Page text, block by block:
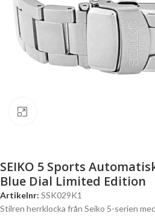
SEIKO 5 Sports
Blue Dial Limited Edition
Artikelnr: SSK029K1
Stilren herrklocka från Seiko 5-serien